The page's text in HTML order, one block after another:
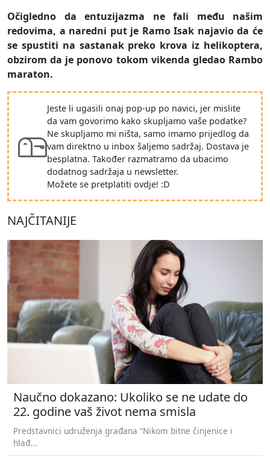
Očigledno da entuzijazma ne fali među našim
redovima, a naredni put je Ramo Isak najavio da će
se spustiti na sastanak preko krova iz helikoptera,
obzirom da je ponovo tokom vikenda gledao Rambo
maraton.
Jeste li ugasili onaj pop-up po navici, jer mislite
da vam govorimo kako skupljamo vaše podatke?
Ne skupljamo mi ništa, samo imamo prijedlog da
vam direktno u inbox šaljemo sadržaj. Dostava je
besplatna. Također razmatramo da ubacimo
dodatnog sadržaja u newsletter.
Možete se pretplatiti ovdje! :D
NAJČITANIJE
Naučno dokazano: Ukoliko se ne udate do
22. godine vaš život nema smisla
Predstavnici udruženja građana “Nikom bitne činjenice i
hlađ...